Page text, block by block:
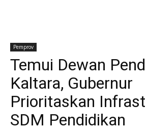
Pemprov
Temui Dewan
Kaltara, Gubernur
Prioritaskan
SDM Pendidikan